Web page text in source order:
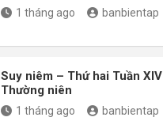
1 tháng ago banbientap
Suy niêm – Thứ hai Tuần XIV
Thường niên
1 tháng ago banbientap